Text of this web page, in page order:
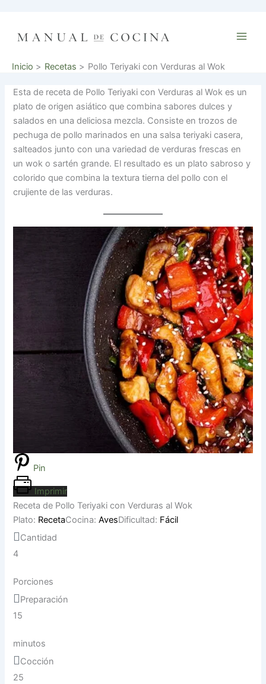
contenido
Inicio Recetas Pollo Teriyaki con Verduras al Wok
Esta de receta de Pollo Teriyaki con Verduras al Wok es un
plato de origen asiático que combina sabores dulces y
salados en una deliciosa mezcla. Consiste en trozos de
pechuga de pollo marinados en una salsa teriyaki casera,
salteados junto con una variedad de verduras frescas en
un wok o sartén grande. El resultado es un plato sabroso y
colorido que combina la textura tierna del pollo con el
crujiente de las verduras.
Pin
Imprimir
Receta de Pollo Teriyaki con Verduras al Wok
Plato: RecetaCocina:AvesDificultad: Fácil
Cantidad
4
Porciones
Preparación
15
minutos
Cocción
25